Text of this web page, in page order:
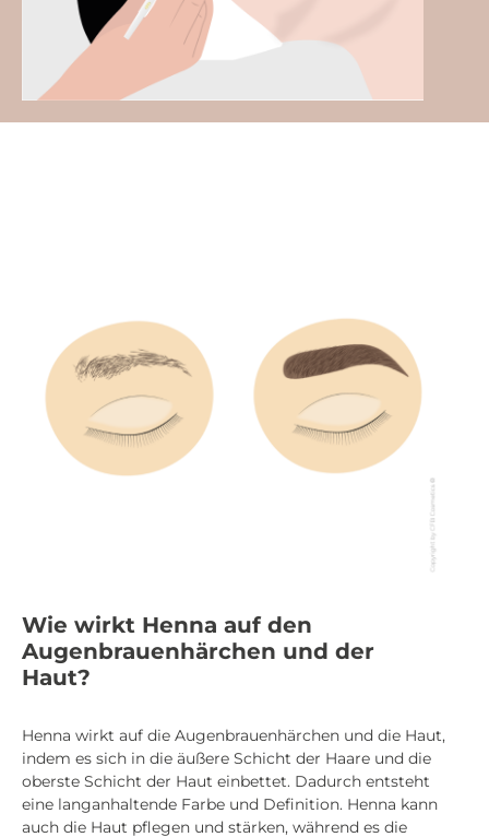
Wie wirkt Henna auf den
Augenbrauenhärchen und der
Haut?
Henna wirkt auf die Augenbrauenhärchen und die Haut,
indem es sich in die äußere Schicht der Haare und die
oberste Schicht der Haut einbettet. Dadurch entsteht
eine langanhaltende Farbe und Definition. Henna kann
auch die Haut pflegen und stärken, während es die